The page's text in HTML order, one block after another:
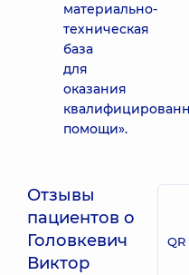
материально-
техническая
база
для
оказания
помощи».
Отзывы
пациентов о
Головкевич
Виктор
QR